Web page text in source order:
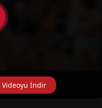
Videoyu İndir